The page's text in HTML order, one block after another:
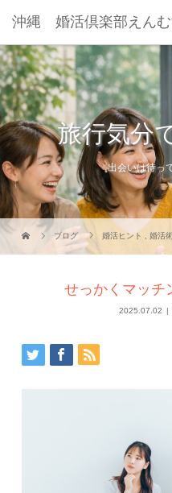
沖縄 婚活倶楽部えん
旅行気分
出会いは待っ
ブログ 婚活ヒント ,婚活
せっかくマッチ
2025.07.02